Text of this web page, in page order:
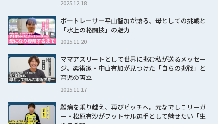
2025.12.18
ボートレーサー平山智加が語る、母としての挑戦と
「水上の格闘技」の魅力
2025.11.20
ママアスリートとして世界に挑む私が送るメッセー
ジ。柔術家・中山有加が見つけた「自らの挑戦」と
育児の両立
2025.11.17
難病を乗り越え、再びピッチへ。元なでしこリーガ
ー・松原有沙がフットサル選手として魅せたい「生